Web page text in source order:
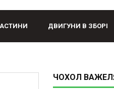
ДВИГУНИ В ЗБОРІ
ЧОХОЛ ВАЖЕЛЯ